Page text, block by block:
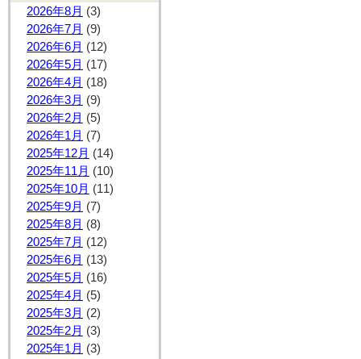
2026年8月 (3)
2026年7月 (9)
2026年6月 (12)
2026年5月 (17)
2026年4月 (18)
2026年3月 (9)
2026年2月 (5)
2026年1月 (7)
2025年12月 (14)
2025年11月 (10)
2025年10月 (11)
2025年9月 (7)
2025年8月 (8)
2025年7月 (12)
2025年6月 (13)
2025年5月 (16)
2025年4月 (5)
2025年3月 (2)
2025年2月 (3)
2025年1月 (3)